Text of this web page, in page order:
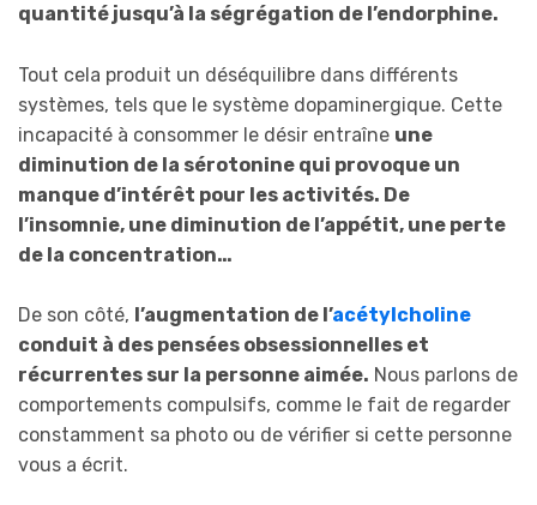
quantité jusqu’à la ségrégation de l’endorphine.
Tout cela produit un déséquilibre dans différents
systèmes, tels que le système dopaminergique. Cette
incapacité à consommer le désir entraîne une
diminution de la sérotonine qui provoque un
manque d’intérêt pour les activités. De
l’insomnie, une diminution de l’appétit, une perte
de la concentration…
De son côté, l’augmentation de l’acétylcholine
conduit à des pensées obsessionnelles et
récurrentes sur la personne aimée. Nous parlons de
comportements compulsifs, comme le fait de regarder
constamment sa photo ou de vérifier si cette personne
vous a écrit.